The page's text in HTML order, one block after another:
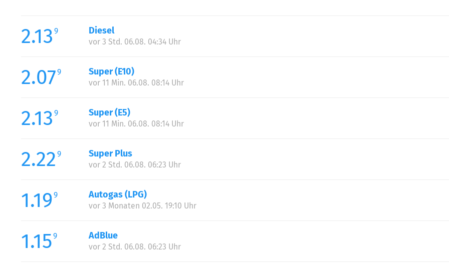
Mittwoch:
Donnerstag:
Samstag:
Sonntag:
2.13 9 Diesel
vor 3 Std. 06.08. 04:34 Uhr
2.079 Super (E10)
vor 11 Min. 06.08. 08:14 Uhr
2.13 9 Super (E5)
vor 11 Min. 06.08. 08:14 Uhr
2.22 9 Super Plus
vor 2 Std. 06.08. 06:23 Uhr
1.199 Autogas (LPG)
vor 3 Monaten 02.05. 19:10 Uhr
1.159 AdBlue
vor 2 Std. 06.08. 06:23 Uhr